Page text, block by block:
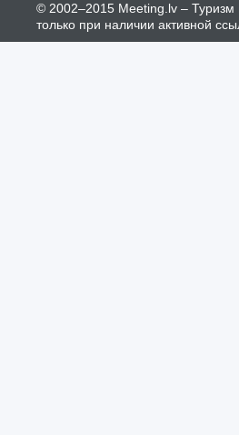
© 2002–2015 Meeting.lv – Туризм
только при наличии активной